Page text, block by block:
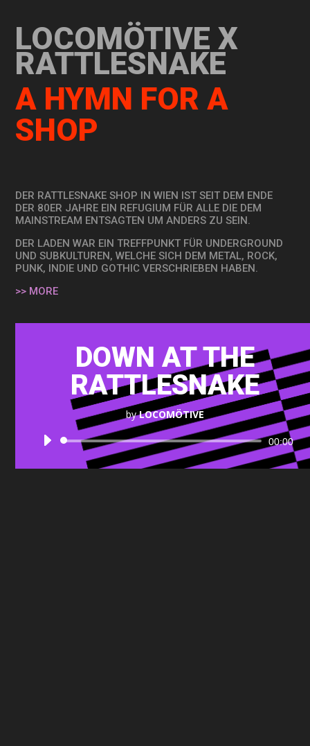
LOCOMÖTIVE X
RATTLESNAKE
A HYMN FOR A
SHOP
DER RATTLESNAKE SHOP IN WIEN IST SEIT DEM ENDE
DER 80ER JAHRE EIN REFUGIUM FÜR ALLE DIE DEM
MAINSTREAM ENTSAGTEN UM ANDERS ZU SEIN.
DER LADEN WAR EIN TREFFPUNKT FÜR UNDERGROUND
UND SUBKULTUREN, WELCHE SICH DEM METAL, ROCK,
PUNK, INDIE UND GOTHIC VERSCHRIEBEN HABEN.
>> MORE
DOWN AT THE
RATTLESNAKE
byLOCOMÖTIVE
Audio
Player
00:00